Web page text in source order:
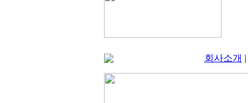
회사소개 |